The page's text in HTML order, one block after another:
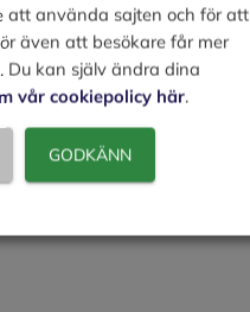
och av
att använda sajten och för att
även att besökare får mer
Du kan själv ändra dina
vår cookiepolicy här.
GODKÄNN